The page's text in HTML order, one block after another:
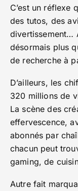
C’est un réflexe
des tutos, des
divertissement…
désormais plus
de recherche à
D’ailleurs, les
320 millions de
La scène des
effervescence,
abonnés par
chacun peut
gaming, de
Autre fait